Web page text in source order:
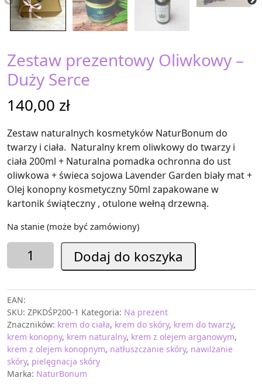
Zestaw prezentowy Oliwkowy –
Duży Serce
140,00 zł
Zestaw naturalnych kosmetyków NaturBonum do
twarzy i ciała. Naturalny krem oliwkowy do twarzy i
ciała 200ml + Naturalna pomadka ochronna do ust
oliwkowa + świeca sojowa Lavender Garden biały mat +
Olej konopny kosmetyczny 50ml zapakowane w
kartonik świąteczny , otulone wełną drzewną.
Na stanie (może być zamówiony)
Zestaw
Oliwkowy
-
Duży
Serce
Dodaj do koszyka
EAN:
SKU: ZPKDŚP200-1 Kategoria: Na prezent
Znaczników: krem do ciała, krem do skóry, krem do twarzy,
krem konopny, krem naturalny, krem z olejem arganowym,
krem z olejem konopnym, natłuszczanie skóry, nawilżanie
skóry, pielęgnacja skóry
Marka: NaturBonum